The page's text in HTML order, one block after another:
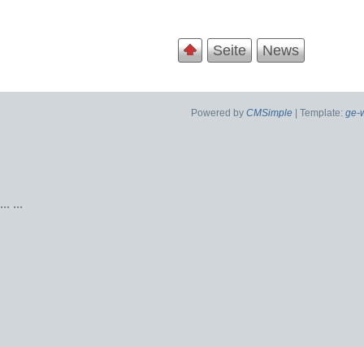
Seite News
Powered by CMSimple | Template: ge-
... ...